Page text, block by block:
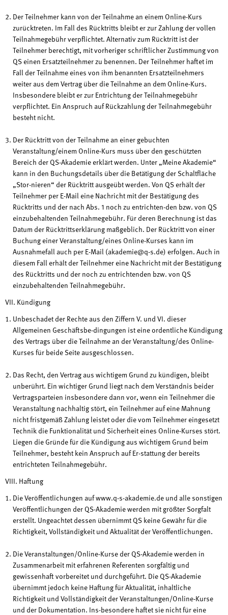
Der Teilnehmer kann von der Teilnahme an einem Online-Kurs
zurücktreten. Im Fall des Rücktritts bleibt er zur Zahlung der vollen
Teilnahmegebühr verpflichtet. Alternativ zum Rücktritt ist der
Teilnehmer berechtigt, mit vorheriger schriftlicher Zustimmung von
QS einen Ersatzteilnehmer zu benennen. Der Teilnehmer haftet im
Fall der Teilnahme eines von ihm benannten Ersatzteilnehmers
weiter aus dem Vertrag über die Teilnahme an dem Online-Kurs.
Insbesondere bleibt er zur Entrichtung der Teilnahmegebühr
verpflichtet. Ein Anspruch auf Rückzahlung der Teilnahmegebühr
besteht nicht.
Der Rücktritt von der Teilnahme an einer gebuchten
Veranstaltung/einem Online-Kurs muss über den geschützten
Bereich der QS-Akademie erklärt werden. Unter „Meine Akademie“
kann in den Buchungsdetails über die Betätigung der Schaltfläche
„Stor-nieren“ der Rücktritt ausgeübt werden. Von QS erhält der
Teilnehmer per E-Mail eine Nachricht mit der Bestätigung des
Rücktritts und der nach Abs. 1 noch zu entrichten-den bzw. von QS
einzubehaltenden Teilnahmegebühr. Für deren Berechnung ist das
Datum der Rücktrittserklärung maßgeblich. Der Rücktritt von einer
Buchung einer Veranstaltung/eines Online-Kurses kann im
Ausnahmefall auch per E-Mail (akademie@q-s.de) erfolgen. Auch in
diesem Fall erhält der Teilnehmer eine Nachricht mit der Bestätigung
des Rücktritts und der noch zu entrichtenden bzw. von QS
einzubehaltenden Teilnahmegebühr.
VII. Kündigung
Unbeschadet der Rechte aus den Ziffern V. und VI. dieser
Allgemeinen Geschäftsbe-dingungen ist eine ordentliche Kündigung
des Vertrags über die Teilnahme an der Veranstaltung/des Online-
Kurses für beide Seite ausgeschlossen.
Das Recht, den Vertrag aus wichtigem Grund zu kündigen, bleibt
unberührt. Ein wichtiger Grund liegt nach dem Verständnis beider
Vertragsparteien insbesondere dann vor, wenn ein Teilnehmer die
Veranstaltung nachhaltig stört, ein Teilnehmer auf eine Mahnung
nicht fristgemäß Zahlung leistet oder die vom Teilnehmer eingesetzt
Technik die Funktionalität und Sicherheit eines Online-Kurses stört.
Liegen die Gründe für die Kündigung aus wichtigem Grund beim
Teilnehmer, besteht kein Anspruch auf Er-stattung der bereits
entrichteten Teilnahmegebühr.
VIII. Haftung
Die Veröffentlichungen auf www.q-s-akademie.de und alle sonstigen
Veröffentlichungen der QS-Akademie werden mit größter Sorgfalt
erstellt. Ungeachtet dessen übernimmt QS keine Gewähr für die
Richtigkeit, Vollständigkeit und Aktualität der Veröffentlichungen.
Die Veranstaltungen/Online-Kurse der QS-Akademie werden in
Zusammenarbeit mit erfahrenen Referenten sorgfältig und
gewissenhaft vorbereitet und durchgeführt. Die QS-Akademie
übernimmt jedoch keine Haftung für Aktualität, inhaltliche
Richtigkeit und Vollständigkeit der Veranstaltungen/Online-Kurse
und der Dokumentation. Ins-besondere haftet sie nicht für eine